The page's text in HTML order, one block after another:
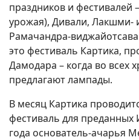
праздников и фестивалей
урожая), Дивали, Лакшми-
Рамачандра-
это фестиваль Картика,
Дамодара – когда во всех
предлагают лампады.
В месяц Картика
фестиваль для
года основатель-ачарья